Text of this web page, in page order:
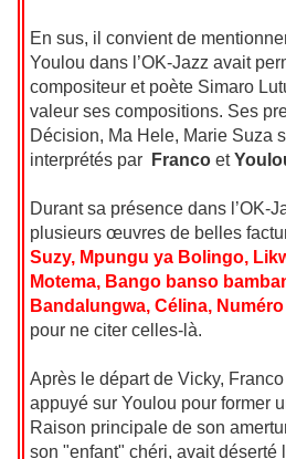
En sus, il convient de
Youlou dans l’OK-Jazz avait
compositeur et poète Simaro
valeur ses compositions. Ses
Décision, Ma Hele, Marie Suza
interprétés par
Franco et
Durant sa présence dans l’OK-
plusieurs œuvres de belles
Suzy, Mpungu ya Bolingo,
Motema, Bango banso
Bandalungwa, Célina,
pour ne citer celles-là.
Après le départ de Vicky,
appuyé sur Youlou pour former
Raison principale de son
son "enfant" chéri, avait déserté